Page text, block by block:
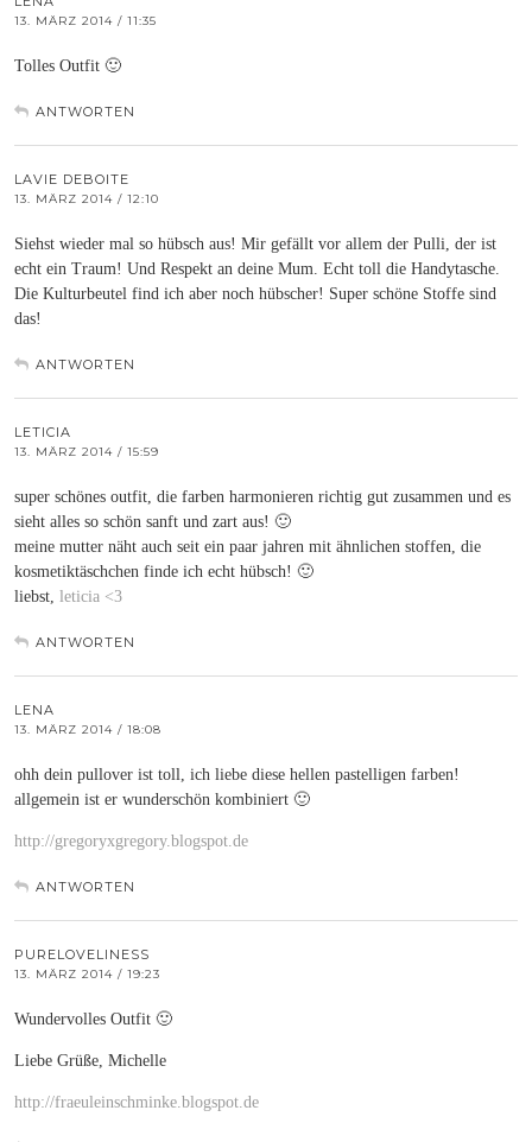
13. MÄRZ 2014 / 11:35
Tolles Outfit 🙂
ANTWORTEN
LAVIE DEBOITE
13. MÄRZ 2014 / 12:10
Siehst wieder mal so hübsch aus! Mir gefällt vor allem der Pulli, der ist
echt ein Traum! Und Respekt an deine Mum. Echt toll die Handytasche.
Die Kulturbeutel find ich aber noch hübscher! Super schöne Stoffe sind
das!
ANTWORTEN
LETICIA
13. MÄRZ 2014 / 15:59
super schönes outfit, die farben harmonieren richtig gut zusammen und es
sieht alles so schön sanft und zart aus! 🙂
meine mutter näht auch seit ein paar jahren mit ähnlichen stoffen, die
kosmetiktäschchen finde ich echt hübsch! 🙂
liebst, leticia <3
ANTWORTEN
LENA
13. MÄRZ 2014 / 18:08
ohh dein pullover ist toll, ich liebe diese hellen pastelligen farben!
allgemein ist er wunderschön kombiniert 🙂
http://gregoryxgregory.blogspot.de
ANTWORTEN
PURELOVELINESS
13. MÄRZ 2014 / 19:23
Wundervolles Outfit 🙂
Liebe Grüße, Michelle
http://fraeuleinschminke.blogspot.de